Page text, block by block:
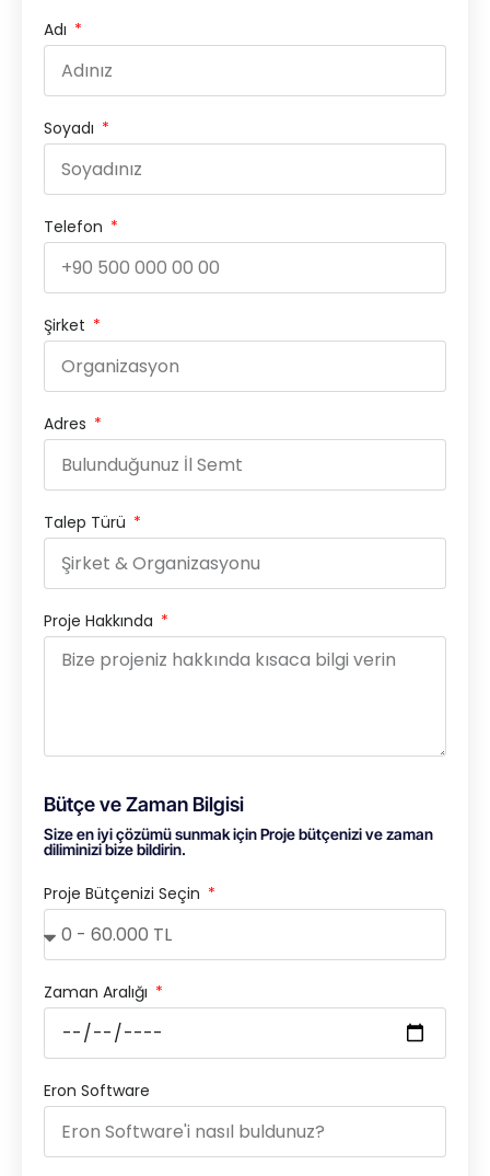
Adı
Soyadı
Telefon
Şirket
Adres
Talep Türü
Proje Hakkında
Bütçe ve Zaman Bilgisi
Size en iyi çözümü sunmak için Proje bütçenizi ve zaman
diliminizi bize bildirin.
Proje Bütçenizi Seçin
Zaman Aralığı
Eron Software